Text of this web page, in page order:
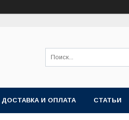
ДОСТАВКА И ОПЛАТА СТАТЬИ